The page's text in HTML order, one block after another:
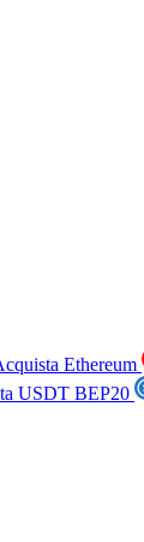
Ethereum
USDT BEP20